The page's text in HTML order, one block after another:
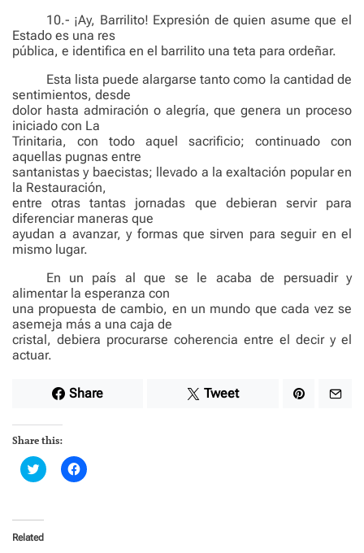
10.- ¡Ay, Barrilito! Expresión de quien asume que el
Estado es una res
pública, e identifica en el barrilito una teta para ordeñar.
Esta lista puede alargarse tanto como la cantidad de
sentimientos, desde
dolor hasta admiración o alegría, que genera un proceso
iniciado con La
Trinitaria, con todo aquel sacrificio; continuado con
aquellas pugnas entre
santanistas y baecistas; llevado a la exaltación popular en
la Restauración,
entre otras tantas jornadas que debieran servir para
diferenciar maneras que
ayudan a avanzar, y formas que sirven para seguir en el
mismo lugar.
En un país al que se le acaba de persuadir y
alimentar la esperanza con
una propuesta de cambio, en un mundo que cada vez se
asemeja más a una caja de
cristal, debiera procurarse coherencia entre el decir y el
actuar.
Share Tweet
Share this:
C
l
t
o
s
C
l
Related